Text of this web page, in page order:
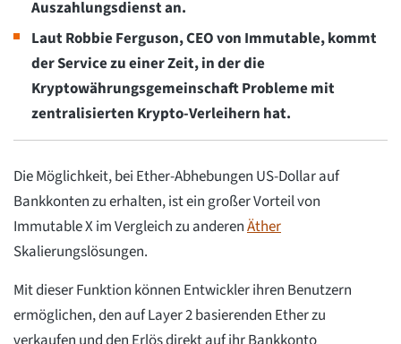
Auszahlungsdienst an.
Laut Robbie Ferguson, CEO von Immutable, kommt
der Service zu einer Zeit, in der die
Kryptowährungsgemeinschaft Probleme mit
zentralisierten Krypto-Verleihern hat.
Die Möglichkeit, bei Ether-Abhebungen US-Dollar auf
Bankkonten zu erhalten, ist ein großer Vorteil von
Immutable X im Vergleich zu anderenÄther
Skalierungslösungen.
Mit dieser Funktion können Entwickler ihren Benutzern
ermöglichen, den auf Layer 2 basierenden Ether zu